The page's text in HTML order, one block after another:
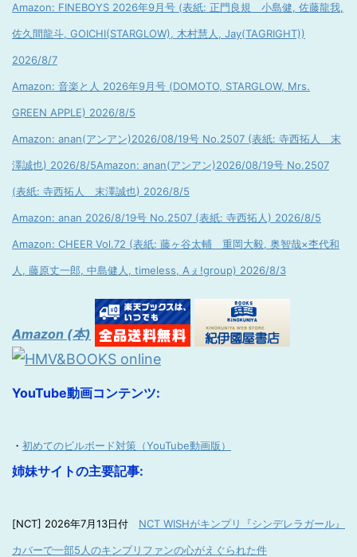
Amazon: FINEBOYS 2026年9月号 (表紙: 正門良規 小島健, 佐藤龍我,
佐久間龍斗, GOICHI(STARGLOW), 木村慧人, Jay(TAGRIGHT))
2026/8/7
Amazon: 音楽と人 2026年9月号 (DOMOTO, STARGLOW, Mrs.
GREEN APPLE) 2026/8/5
Amazon: anan(アンアン)2026/08/19号 No.2507 (表紙: 寺西拓人 末
澤誠也) 2026/8/5Amazon: anan(アンアン)2026/08/19号 No.2507
(表紙: 寺西拓人 末澤誠也) 2026/8/5
Amazon: anan 2026/8/19号 No.2507 (表紙: 寺西拓人) 2026/8/5
Amazon: CHEER Vol.72 (表紙: 藤ヶ谷太輔 重岡大毅, 奥智哉×杢代和
人, 藤原丈一郎, 中島健人, timeless, Aぇ!group) 2026/8/3
Amazon (本)
YouTube動画コンテンツ:
・ 初めてのビルボード対策（YouTube動画版）
姉妹サイトの主要記事:
[NCT] 2026年7月13日付 NCT WISHがキンプリ『シンデレラガール』
カバーで一部5人のキンプリファンの心がえぐられた件